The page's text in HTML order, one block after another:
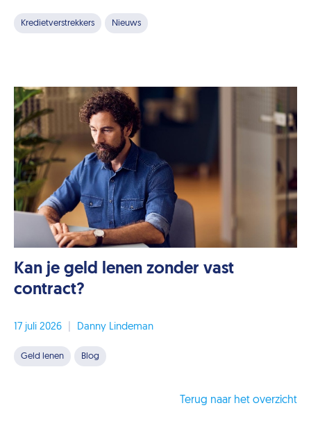
Kredietverstrekkers Nieuws
Kan je geld lenen zonder vast
contract?
17 juli 2026 Danny Lindeman
Geld lenen Blog
Terug naar het overzicht